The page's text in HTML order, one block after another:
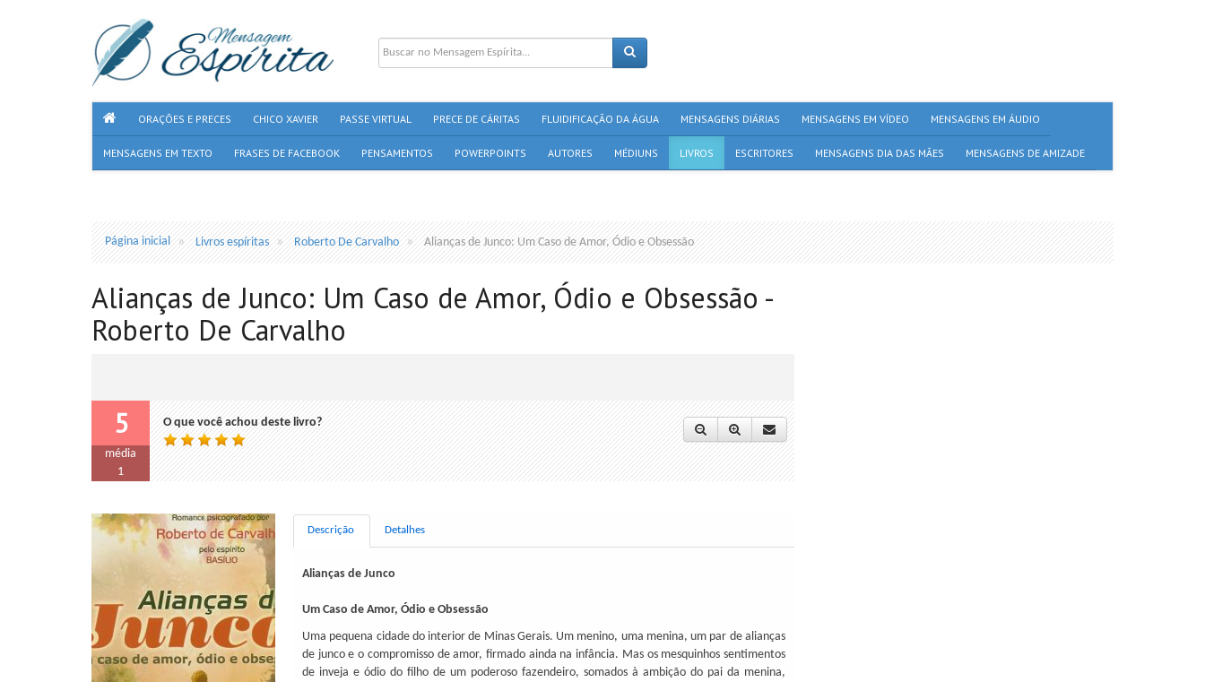
ORAÇÕES E PRECES CHICO XAVIER PASSE VIRTUAL PRECE DE CÁRITAS FLUIDIFICAÇÃO DA ÁGUA MENSAGENS DIÁRIAS MENSAGENS EM VÍDEO MENSAGENS EM ÁUDIO
MENSAGENS EM TEXTO FRASES DE FACEBOOK PENSAMENTOS POWERPOINTS AUTORES MÉDIUNS LIVROS ESCRITORES MENSAGENS DIA DAS MÃES MENSAGENS DE AMIZADE
Página inicial Livros espíritas Roberto De Carvalho Alianças de Junco: Um Caso de Amor, Ódio e Obsessão
Alianças de Junco: Um Caso de Amor, Ódio e Obsessão -
Roberto De Carvalho
5
média
1
O que você achou deste livro?
Descrição Detalhes
Alianças de Junco
Um Caso de Amor, Ódio e Obsessão
Uma pequena cidade do interior de Minas Gerais. Um menino, uma menina, um par de alianças
de junco e o compromisso de amor, firmado ainda na infância. Mas os mesquinhos sentimentos
de inveja e ódio do filho de um poderoso fazendeiro, somados à ambição do pai da menina,